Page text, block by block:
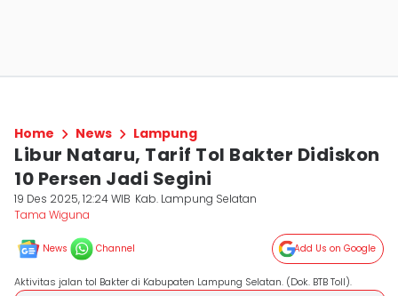
Home News Lampung
Libur Nataru, Tarif Tol Bakter Didiskon
10 Persen Jadi Segini
19 Des 2025, 12:24 WIB Kab. Lampung Selatan
Tama Wiguna
News Channel Add Us on Google
Aktivitas jalan tol Bakter di Kabupaten Lampung Selatan. (Dok. BTB Toll).